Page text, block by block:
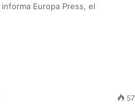
Europa Press, el
57